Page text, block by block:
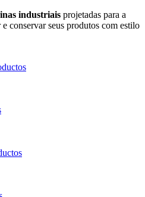
industriais projetadas para a
conservar seus produtos com estilo